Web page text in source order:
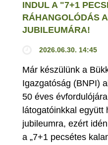
INDUL A "7+1
RÁHANGOLÓDÁS
JUBILEUMÁRA!
2026.06.30. 14:45
Már készülünk a
Igazgatóság (BNPI)
50 éves
látogatóinkkal
jubileumra, ezért
a „7+1 pecsétes